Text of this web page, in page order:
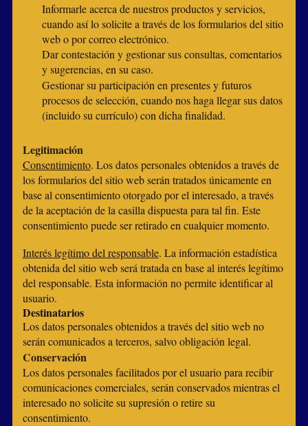
Informarle acerca de nuestros productos y servicios,
cuando así lo solicite a través de los formularios del sitio
web o por correo electrónico.
Dar contestación y gestionar sus consultas, comentarios
y sugerencias, en su caso.
Gestionar su participación en presentes y futuros
procesos de selección, cuando nos haga llegar sus datos
(incluido su currículo) con dicha finalidad.
Legitimación
Consentimiento. Los datos personales obtenidos a través de
los formularios del sitio web serán tratados únicamente en
base al consentimiento otorgado por el interesado, a través
de la aceptación de la casilla dispuesta para tal fin. Este
consentimiento puede ser retirado en cualquier momento.
Interés legítimo del responsable. La información estadística
obtenida del sitio web será tratada en base al interés legítimo
del responsable. Esta información no permite identificar al
usuario.
Destinatarios
Los datos personales obtenidos a través del sitio web no
serán comunicados a terceros, salvo obligación legal.
Conservación
Los datos personales facilitados por el usuario para recibir
comunicaciones comerciales, serán conservados mientras el
interesado no solicite su supresión o retire su
consentimiento.